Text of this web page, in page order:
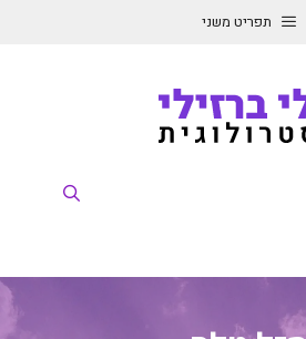
תפריט משני